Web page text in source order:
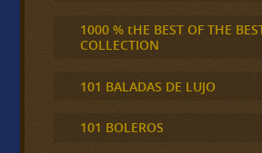
1000 % tHE BEST OF THE
COLLECTION
101 BALADAS DE LUJO
101 BOLEROS